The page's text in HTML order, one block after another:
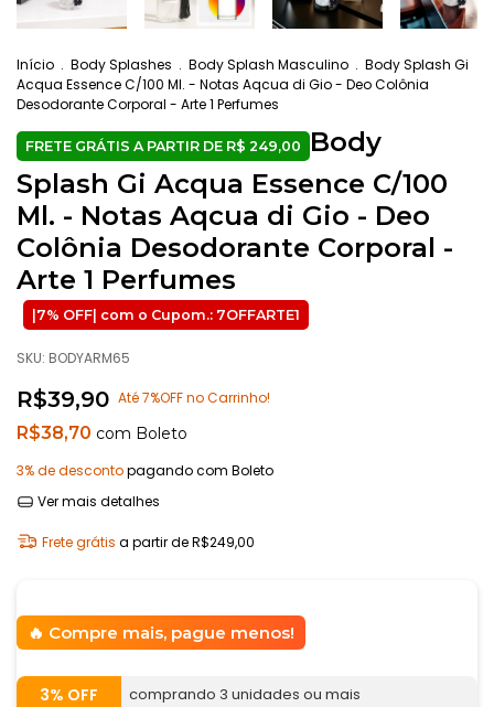
Início . Body Splashes . Body Splash Masculino . Body Splash Gi
Acqua Essence C/100 Ml. - Notas Aqcua di Gio - Deo Colônia
Desodorante Corporal - Arte 1 Perfumes
Body
Splash Gi Acqua Essence C/100
Ml. - Notas Aqcua di Gio - Deo
Colônia Desodorante Corporal -
Arte 1 Perfumes
SKU: BODYARM65
R$39,90 Até 7%OFF no Carrinho!
R$38,70 com Boleto
3% de descontopagando com Boleto
Ver mais detalhes
Frete grátis a partir deR$249,00
Compre mais, pague menos!
3% OFF comprando 3 unidades ou mais